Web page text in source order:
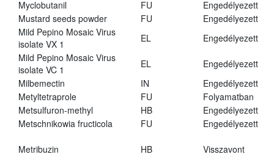
Myclobutanil FU
Engedélyezett
Mustard seeds powder
FU
Engedélyezett
Mild Pepino Mosaic Virus
isolate VX 1
EL
Engedélyezett
Mild Pepino Mosaic Virus
isolate VC 1
EL
Engedélyezett
Milbemectin
IN
Engedélyezett
Metyltetraprole
FU
Folyamatban
Metsulfuron-methyl
HB
Engedélyezett
Metschnikowia fructicola
FU Engedélyezett
Metribuzin HB Visszavont